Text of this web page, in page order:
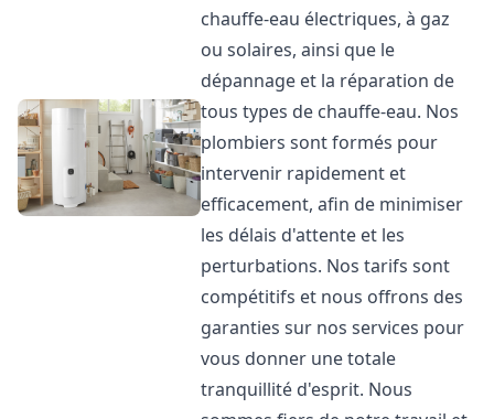
chauffe-eau électriques, à gaz
ou solaires, ainsi que le
dépannage et la réparation de
tous types de chauffe-eau. Nos
plombiers sont formés pour
intervenir rapidement et
efficacement, afin de minimiser
les délais d'attente et les
perturbations. Nos tarifs sont
compétitifs et nous offrons des
garanties sur nos services pour
vous donner une totale
tranquillité d'esprit. Nous